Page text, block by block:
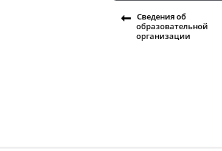
Сведения об
образовательной
организации